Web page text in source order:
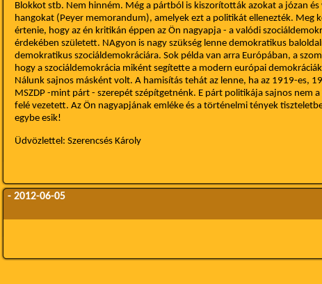
Blokkot stb. Nem hinném. Még a pártból is kiszorították azokat a józan és
hangokat (Peyer memorandum), amelyek ezt a politikát ellenezték. Meg
értenie, hogy az én kritikán éppen az Ön nagyapja - a valódi
érdekében született. NAgyon is nagy szükség lenne demokratikus
demokratikus szociáldemokráciára. Sok példa van arra Európában, a
hogy a szociáldemokrácia miként segítette a modern európai
Nálunk sajnos másként volt. A hamisítás tehát az lenne, ha az 1919-es,
MSZDP -mint párt - szerepét szépítgetnénk. E párt politikája sajnos nem
felé vezetett. Az Ön nagyapjának emléke és a történelmi tények
egybe esik!
Üdvözlettel: Szerencsés Károly
- 2012-06-05